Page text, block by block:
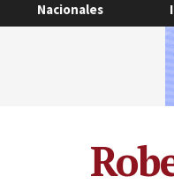
Nacionales